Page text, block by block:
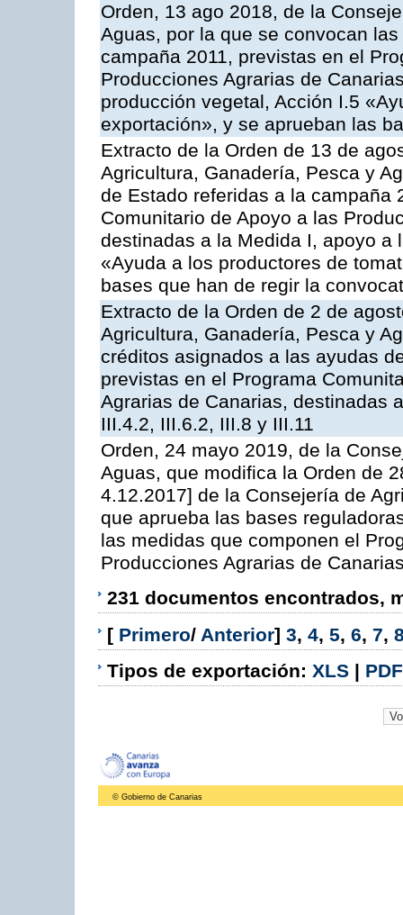
Orden, 13 ago 2018, de la
Aguas, por la que se convocan
campaña 2011, previstas en el
Producciones Agrarias de
producción vegetal, Acción I.5
exportación», y se aprueban las
Extracto de la Orden de 13 de
Agricultura, Ganadería, Pesca y
de Estado referidas a la campaña
Comunitario de Apoyo a las
destinadas a la Medida I, apoyo a
«Ayuda a los productores de
bases que han de regir la
Extracto de la Orden de 2 de
Agricultura, Ganadería, Pesca y
créditos asignados a las ayudas
previstas en el Programa
Agrarias de Canarias, destinadas
III.4.2, III.6.2, III.8 y III.11
Orden, 24 mayo 2019, de la
Aguas, que modifica la Orden de
4.12.2017] de la Consejería de
que aprueba las bases
las medidas que componen el
Producciones Agrarias de
231 documentos encontrados,
[ Primero/ Anterior] 3, 4, 5, 6, 7,
Tipos de exportación: XLS | PDF
© Gobierno de Canarias